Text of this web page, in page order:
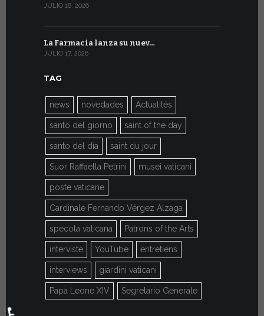
JULIO 18, 2026
La Farmacia lanza su nuev…
JULIO 17, 2026
TAG
news novedades Actualités
santo del giorno saint of the day
santo del día saint du jour
Suor Raffaella Petrini musei vaticani
poste vaticane
Cardinale Fernando Vérgez Alzaga
specola vaticana Patrons of the Arts
interviste YouTube entretiens
interviews giardini vaticani
Papa Leone XIV Segretario Generale